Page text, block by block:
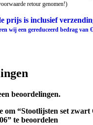
retour genomen!)
prijs is inclusief
wij een gereduceerd bedrag van
beoordelingen.
om “Stootlijsten set
te beoordelen